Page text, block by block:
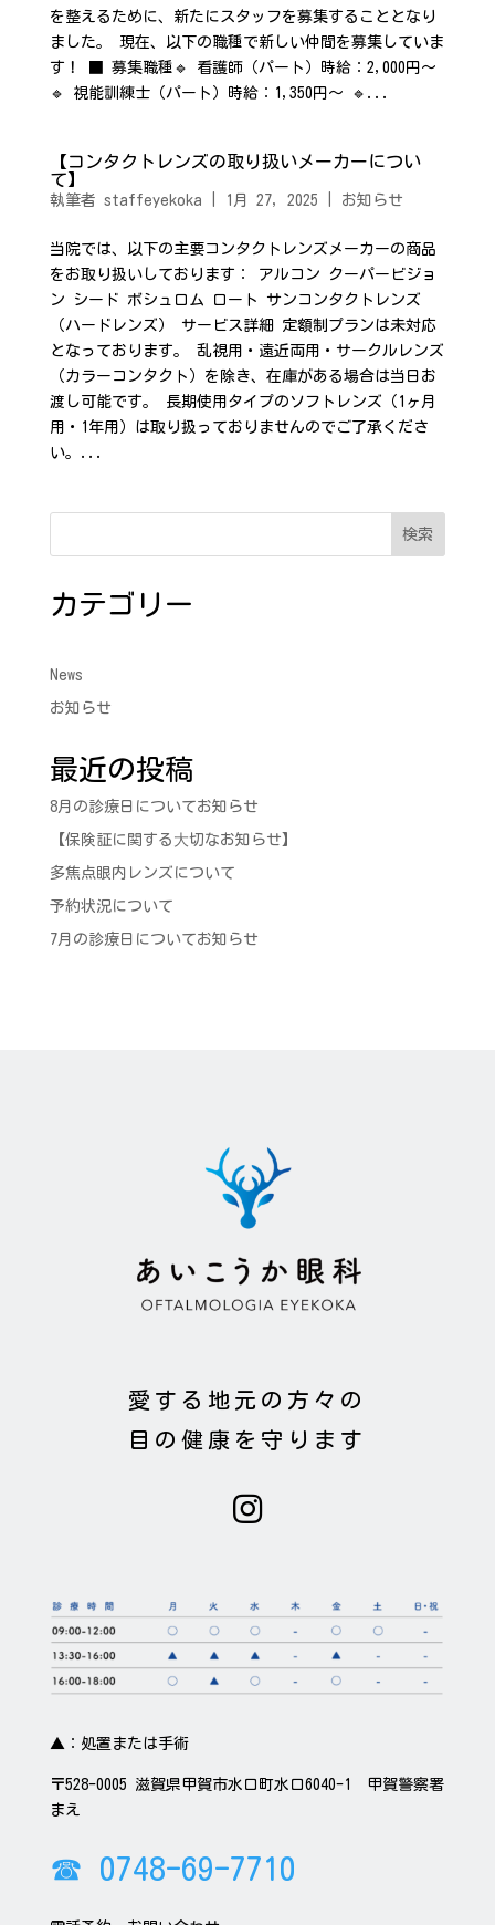
を整えるために、新たにスタッフを募集することとなり
ました。 現在、以下の職種で新しい仲間を募集していま
す！ ■ 募集職種🔹 看護師（パート）時給：2,000円〜
🔹 視能訓練士（パート）時給：1,350円〜 🔹...
【コンタクトレンズの取り扱いメーカーについ
て】
執筆者 staffeyekoka 1月 27, 2025 お知らせ
当院では、以下の主要コンタクトレンズメーカーの商品
をお取り扱いしております： アルコン クーパービジョ
ン シード ボシュロム ロート サンコンタクトレンズ
（ハードレンズ） サービス詳細 定額制プランは未対応
となっております。 乱視用・遠近両用・サークルレンズ
（カラーコンタクト）を除き、在庫がある場合は当日お
渡し可能です。 長期使用タイプのソフトレンズ（1ヶ月
用・1年用）は取り扱っておりませんのでご了承くださ
い。...
検索
カテゴリー
News
お知らせ
最近の投稿
8月の診療日についてお知らせ
【保険証に関する⼤切なお知らせ】
多焦点眼内レンズについて
予約状況について
7月の診療日についてお知らせ
愛する地元の方々の
目の健康を守ります

▲：処置または手術
〒528-0005 滋賀県甲賀市水口町水口6040-1 甲賀警察署
まえ
☎ 0748-69-7710